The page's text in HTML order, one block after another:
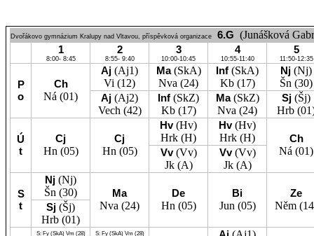
Dvořákovo gymnázium Kralupy nad Vltavou, příspěvková organizace 6.G (Junášková
1
8:00- 8:45
2
8:55- 9:40
3
10:00-10:45
4
10:55-11:40
5
11:50-12:35
P
o
Ch
Ná (01)
Aj (Aj1)
Vi (12)
Ma(SkA)
Nva (24)
Inf (SkA)
Kb(17)
Nj (Nj)
Šn (30)
Aj (Aj2)
Vech (42)
Inf (SkZ)
Kb(17)
Ma(SkZ)
Nva (24)
Sj (Šj)
Hrb
Ú
t
Cj
Hn (05)
Cj
Hn (05)
Hv(Hv)
Hrk (H)
Hv(Hv)
Hrk (H)
Ch
Ná (01)
Vv(Vv)
Jk(A)
Vv(Vv)
Jk(A)
S
t
Nj (Nj)
Šn (30)
Ma
Nva (24)
De
Hn (05)
Bi
Jun (05)
Ze
Něm
Sj (Šj)
Hrb (01)
S:Fy (SkA)Vm(28) S:Fy (SkA)Vm(28)